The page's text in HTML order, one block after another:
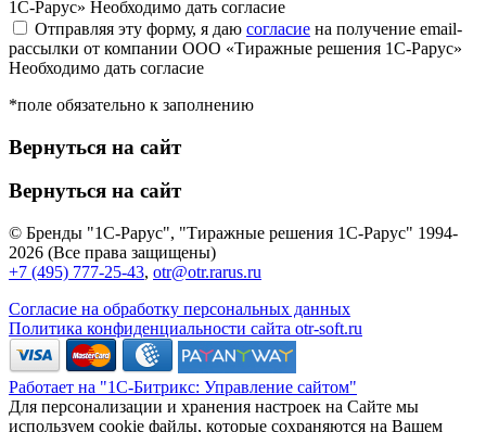
1С-Рарус» Необходимо дать согласие
Отправляя эту форму, я даю согласие на получение email-
рассылки от компании ООО «Тиражные решения 1С-Рарус»
Необходимо дать согласие
*поле обязательно к заполнению
Вернуться на сайт
Вернуться на сайт
© Бренды "1С-Рарус", "Тиражные решения 1С-Рарус" 1994-
2026 (Все права защищены)
+7 (495) 777-25-43, otr@otr.rarus.ru
Согласие на обработку персональных данных
Политика конфиденциальности сайта otr-soft.ru
Работает на "1С-Битрикс: Управление сайтом"
Для персонализации и хранения настроек на Сайте мы
используем cookie файлы, которые сохраняются на Вашем